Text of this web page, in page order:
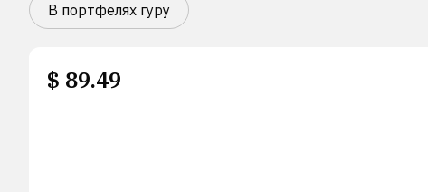
В портфелях гуру
$ 89.49